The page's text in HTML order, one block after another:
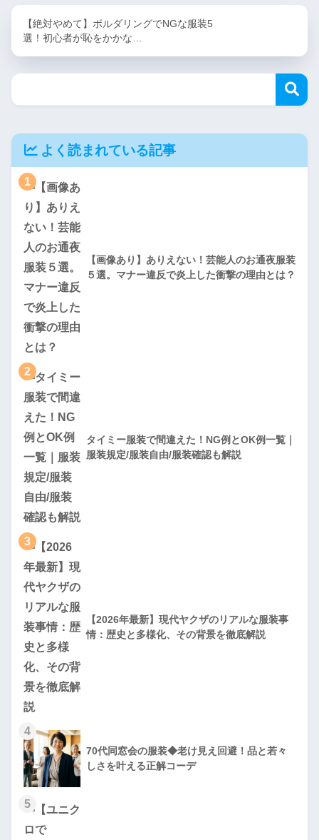
【絶対やめて】ボルダリングでNGな服装5
選！初心者が恥をかかな…
よく読まれている記事
1
【画像あり】ありえない！芸能人のお通夜服装
５選。マナー違反で炎上した衝撃の理由とは？
2
タイミー服装で間違えた！NG例とOK例一覧｜
服装規定/服装自由/服装確認も解説
3
【2026年最新】現代ヤクザのリアルな服装事
情：歴史と多様化、その背景を徹底解説
4
70代同窓会の服装◆老け見え回避！品と若々
しさを叶える正解コーデ
5